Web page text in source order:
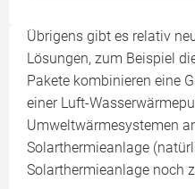
Übrigens gibt es relativ
Lösungen, zum Beispiel
Pakete kombinieren eine
einer Luft-
Umweltwärmesystemen
Solarthermieanlage
Solarthermieanlage noch